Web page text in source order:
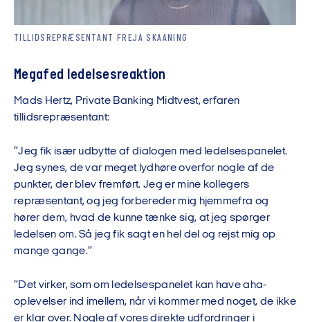
TILLIDSREPRÆSENTANT FREJA SKAANING
Megafed ledelsesreaktion
Mads Hertz, Private Banking Midtvest, erfaren
tillidsrepræsentant:
”Jeg fik især udbytte af dialogen med ledelsespanelet.
Jeg synes, de var meget lydhøre overfor nogle af de
punkter, der blev fremført. Jeg er mine kollegers
repræsentant, og jeg forbereder mig hjemmefra og
hører dem, hvad de kunne tænke sig, at jeg spørger
ledelsen om. Så jeg fik sagt en hel del og rejst mig op
mange gange.”
”Det virker, som om ledelsespanelet kan have aha-
oplevelser ind imellem, når vi kommer med noget, de ikke
er klar over. Nogle af vores direkte udfordringer i